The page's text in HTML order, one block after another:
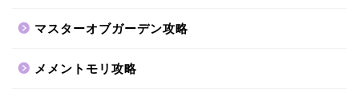
マスターオブガーデン攻略
メメントモリ攻略